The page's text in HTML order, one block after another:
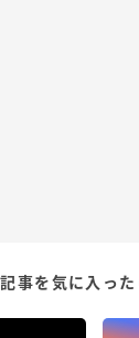
事を気に入った